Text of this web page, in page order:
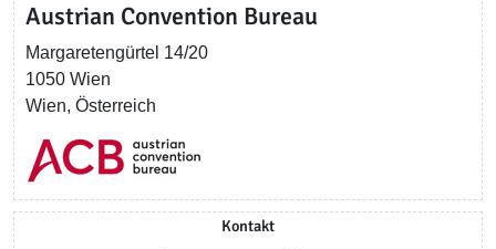
Austrian Convention Bureau
Margaretengürtel 14/20
1050 Wien
Wien, Österreich
Kontakt